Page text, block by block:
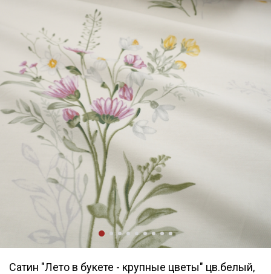
Сатин "Лето в букете - крупные цветы" цв.белый,